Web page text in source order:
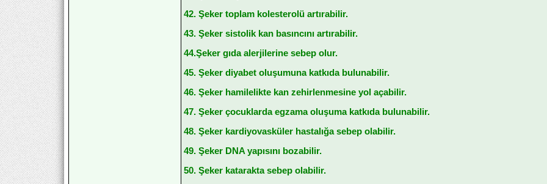
42. Şeker toplam kolesterolü artırabilir.
43. Şeker sistolik kan basıncını artırabilir.
44.Şeker gıda alerjilerine sebep olur.
45. Şeker diyabet oluşumuna katkıda bulunabilir.
46. Şeker hamilelikte kan zehirlenmesine yol açabilir.
47. Şeker çocuklarda egzama oluşuma katkıda bulunabilir.
48. Şeker kardiyovasküler hastalığa sebep olabilir.
49. Şeker DNA yapısını bozabilir.
50. Şeker katarakta sebep olabilir.